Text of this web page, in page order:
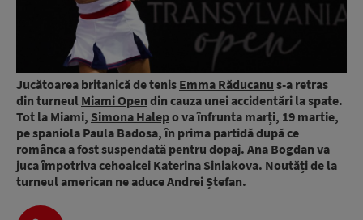
Jucătoarea britanică de tenis Emma Răducanu s-a retras
din turneul Miami Open din cauza unei accidentări la spate.
Tot la Miami, Simona Halepo va înfrunta marți, 19 martie,
pe spaniola Paula Badosa, în prima partidă după ce
românca a fost suspendată pentru dopaj. Ana Bogdan va
juca împotriva cehoaicei Katerina Siniakova. Noutăți de la
turneul american ne aduce Andrei Ștefan.